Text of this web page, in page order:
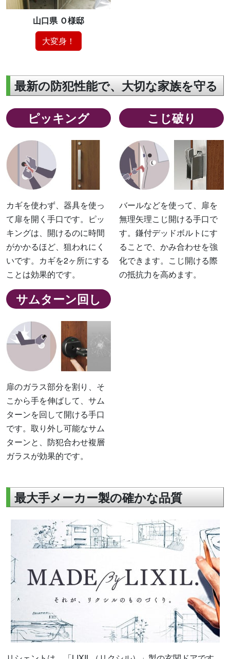
山口県 Ｏ様邸
大変身！
最新の防犯性能で、大切な家族を守る
ピッキング
カギを使わず、器具を使っ
て扉を開く手口です。ピッ
キングは、開けるのに時間
がかかるほど、狙われにく
いです。カギを2ヶ所にする
ことは効果的です。
こじ破り
バールなどを使って、扉を
無理矢理こじ開ける手口で
す。鎌付デッドボルトにす
ることで、かみ合わせを強
化できます。こじ開ける際
の抵抗力を高めます。
サムターン回し
扉のガラス部分を割り、そ
こから手を伸ばして、サム
ターンを回して開ける手口
です。取り外し可能なサム
ターンと、防犯合わせ複層
ガラスが効果的です。
最大手メーカー製の確かな品質